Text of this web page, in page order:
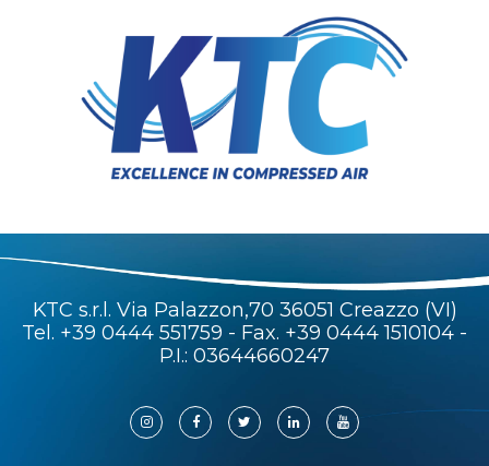
KTC s.r.l. Via Palazzon,70 36051 Creazzo (VI)
Tel. +39 0444 551759 - Fax. +39 0444 1510104 -
P.I.: 03644660247